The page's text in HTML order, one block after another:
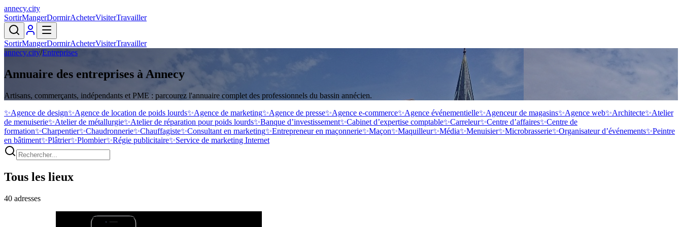
annecy.city
SortirMangerDormirAcheterVisiterTravailler
SortirMangerDormirAcheterVisiterTravailler
annecy.city/Entreprises
Annuaire des entreprises à Annecy
Artisans, commerçants, indépendants et PME : parcourez l'annuaire complet des professionnels du bassin annécien.
✨Agence de design✨Agence de location de poids lourds✨Agence de marketing✨Agence de presse✨Agence e-commerce✨Agence événementielle✨Agenceur de magasins✨Agence web✨Architecte✨Atelier
de menuiserie✨Atelier de métallurgie✨Atelier de réparation pour poids lourds✨Banque d’investissement✨Cabinet d’expertise comptable✨Carreleur✨Centre d’affaires✨Centre de
formation✨Charpentier✨Chaudronnerie✨Chauffagiste✨Consultant en marketing✨Entrepreneur en maçonnerie✨Maçon✨Maquilleur✨Média✨Menuisier✨Microbrasserie✨Organisateur d’événements✨Peintre
en bâtiment✨Plâtrier✨Plombier✨Régie publicitaire✨Service de marketing Internet
Tous les lieux
40 adresses